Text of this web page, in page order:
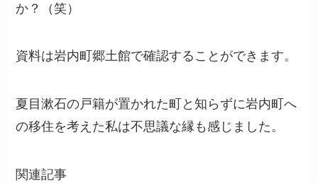
か？（笑）
資料は岩内町郷土館で確認することができます。
夏目漱石の戸籍が置かれた町と知らずに岩内町へ
の移住を考えた私は不思議な縁も感じました。
関連記事